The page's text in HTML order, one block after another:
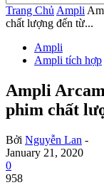
Trang Chủ Ampli
chất lượng đến từ...
Ampli
Ampli tích hợp
Ampli
phim chất
Bởi Nguyễn Lan -
January 21, 2020
0
958